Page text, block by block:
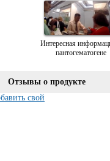
Интересная
пантогематогене
Отзывы о продукте
свой